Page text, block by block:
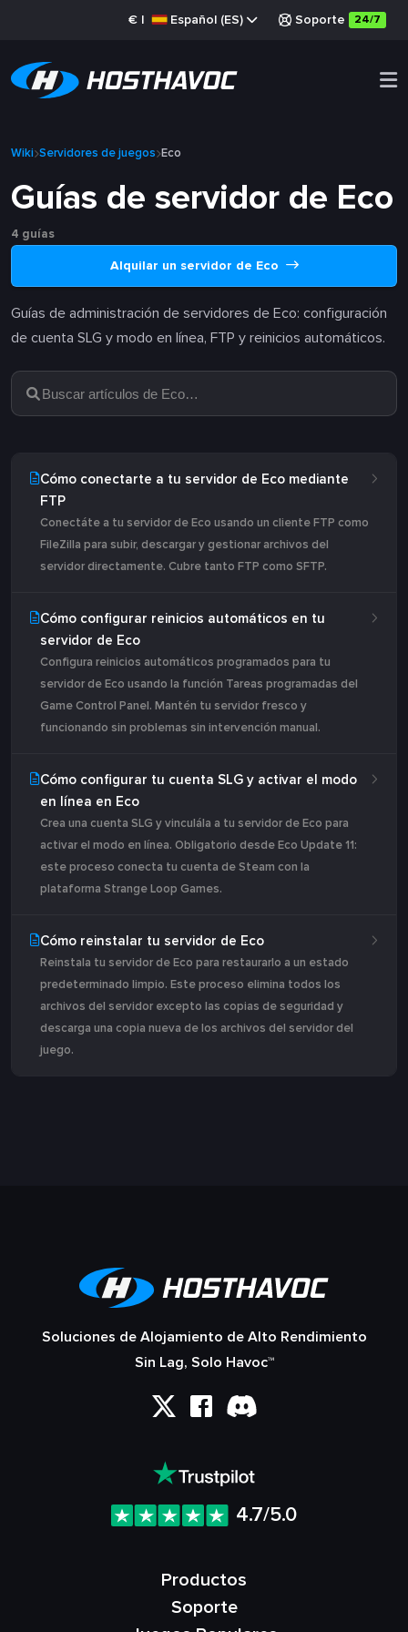
€ | Español (ES) Soporte 24/7
Wiki Servidores de juegos Eco
Guías de servidor de Eco
4 guías
Alquilar un servidor de Eco
Guías de administración de servidores de Eco: configuración
de cuenta SLG y modo en línea, FTP y reinicios automáticos.
Cómo conectarte a tu servidor de Eco mediante
FTP
Conectáte a tu servidor de Eco usando un cliente FTP como
FileZilla para subir, descargar y gestionar archivos del
servidor directamente. Cubre tanto FTP como SFTP.
Cómo configurar reinicios automáticos en tu
servidor de Eco
Configura reinicios automáticos programados para tu
servidor de Eco usando la función Tareas programadas del
Game Control Panel. Mantén tu servidor fresco y
funcionando sin problemas sin intervención manual.
Cómo configurar tu cuenta SLG y activar el modo
en línea en Eco
Crea una cuenta SLG y vinculála a tu servidor de Eco para
activar el modo en línea. Obligatorio desde Eco Update 11:
este proceso conecta tu cuenta de Steam con la
plataforma Strange Loop Games.
Cómo reinstalar tu servidor de Eco
Reinstala tu servidor de Eco para restaurarlo a un estado
predeterminado limpio. Este proceso elimina todos los
archivos del servidor excepto las copias de seguridad y
descarga una copia nueva de los archivos del servidor del
juego.
Soluciones de Alojamiento de Alto Rendimiento
Sin Lag, Solo Havoc™
4.7/5.0
Productos
Soporte